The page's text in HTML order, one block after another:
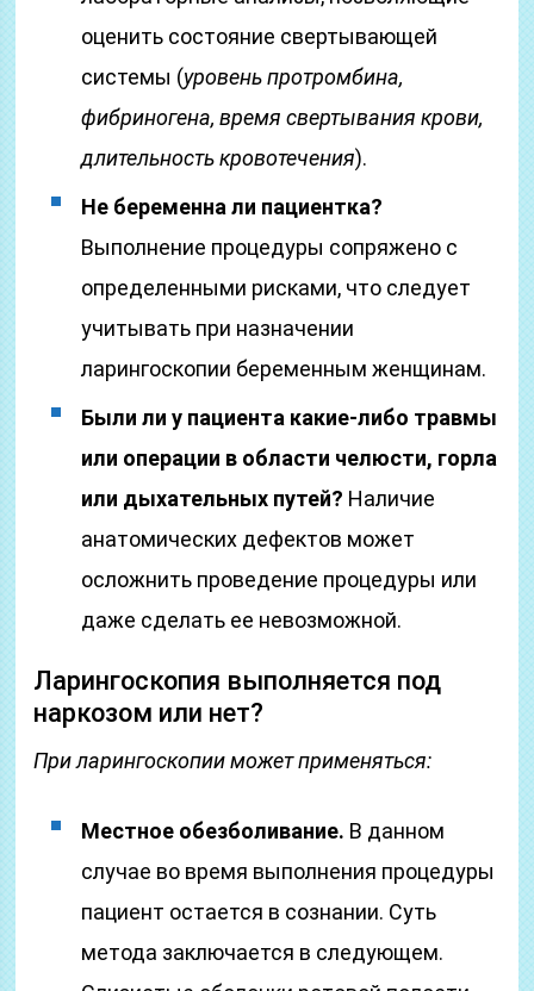
оценить состояние свертывающей
системы (уровень протромбина,
фибриногена, время свертывания крови,
длительность кровотечения).
Не беременна ли пациентка?
Выполнение процедуры сопряжено с
определенными рисками, что следует
учитывать при назначении
ларингоскопии беременным женщинам.
Были ли у пациента какие-либо травмы
или операции в области челюсти, горла
или дыхательных путей? Наличие
анатомических дефектов может
осложнить проведение процедуры или
даже сделать ее невозможной.
Ларингоскопия выполняется под
наркозом или нет?
При ларингоскопии может применяться:
Местное обезболивание. В данном
случае во время выполнения процедуры
пациент остается в сознании. Суть
метода заключается в следующем.